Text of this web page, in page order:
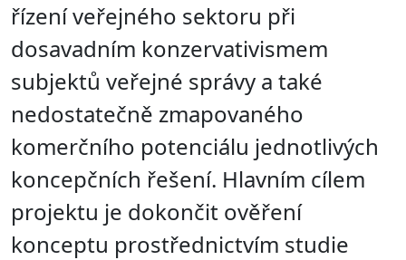
řízení veřejného sektoru při
dosavadním konzervativismem
subjektů veřejné správy a také
nedostatečně zmapovaného
komerčního potenciálu jednotlivých
koncepčních řešení. Hlavním cílem
projektu je dokončit ověření
konceptu prostřednictvím studie